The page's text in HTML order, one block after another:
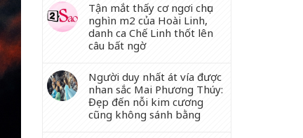
Tận mắt thấy cơ ngơi chục
nghìn m2 của Hoài Linh,
danh ca Chế Linh thốt lên
câu bất ngờ
Người duy nhất át vía được
nhan sắc Mai Phương Thúy:
Đẹp đến nỗi kim cương
cũng không sánh bằng